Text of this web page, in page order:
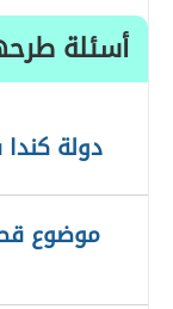
أسئلة
دولة
موضوع